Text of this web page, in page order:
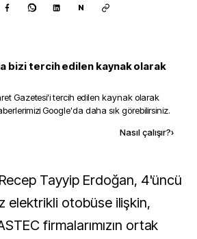
N
bizi tercih edilen kaynak olarak
Gazetesi'i tercih edilen kaynak olarak
Google'da daha sık görebilirsiniz.
Nasıl çalışır?›
elektrikli otobüse ilişkin,
firmalarımızın ortak